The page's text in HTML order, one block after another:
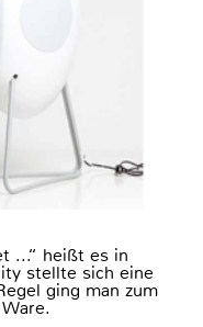
...“ heißt es in
stellte sich eine
ging man zum